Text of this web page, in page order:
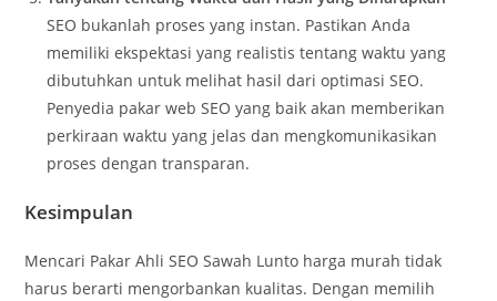
SEO bukanlah proses yang instan. Pastikan Anda
memiliki ekspektasi yang realistis tentang waktu yang
dibutuhkan untuk melihat hasil dari optimasi SEO.
Penyedia pakar web SEO yang baik akan memberikan
perkiraan waktu yang jelas dan mengkomunikasikan
proses dengan transparan.
Kesimpulan
Mencari Pakar Ahli SEO Sawah Lunto harga murah tidak
harus berarti mengorbankan kualitas. Dengan memilih